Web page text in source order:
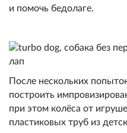
и помочь бедолаге.
После нескольких
построить
при этом колёса от
пластиковых труб из